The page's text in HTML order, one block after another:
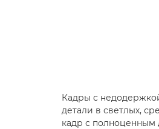
Кадры с
детали в светлых,
кадр с полноценным